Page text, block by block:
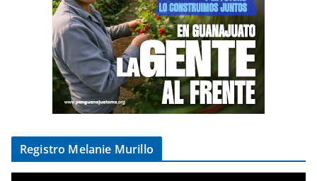
Registro Melanie Murillo